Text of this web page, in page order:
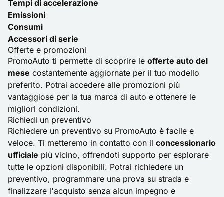
Tempi di accelerazione
Emissioni
Consumi
Accessori di serie
Offerte e promozioni
PromoAuto ti permette di scoprire le offerte auto del
mese costantemente aggiornate per il tuo modello
preferito. Potrai accedere alle promozioni più
vantaggiose per la tua marca di auto e ottenere le
migliori condizioni.
Richiedi un preventivo
Richiedere un preventivo su PromoAuto è facile e
veloce. Ti metteremo in contatto con il concessionario
ufficiale più vicino, offrendoti supporto per esplorare
tutte le opzioni disponibili. Potrai richiedere un
preventivo, programmare una prova su strada e
finalizzare l'acquisto senza alcun impegno e